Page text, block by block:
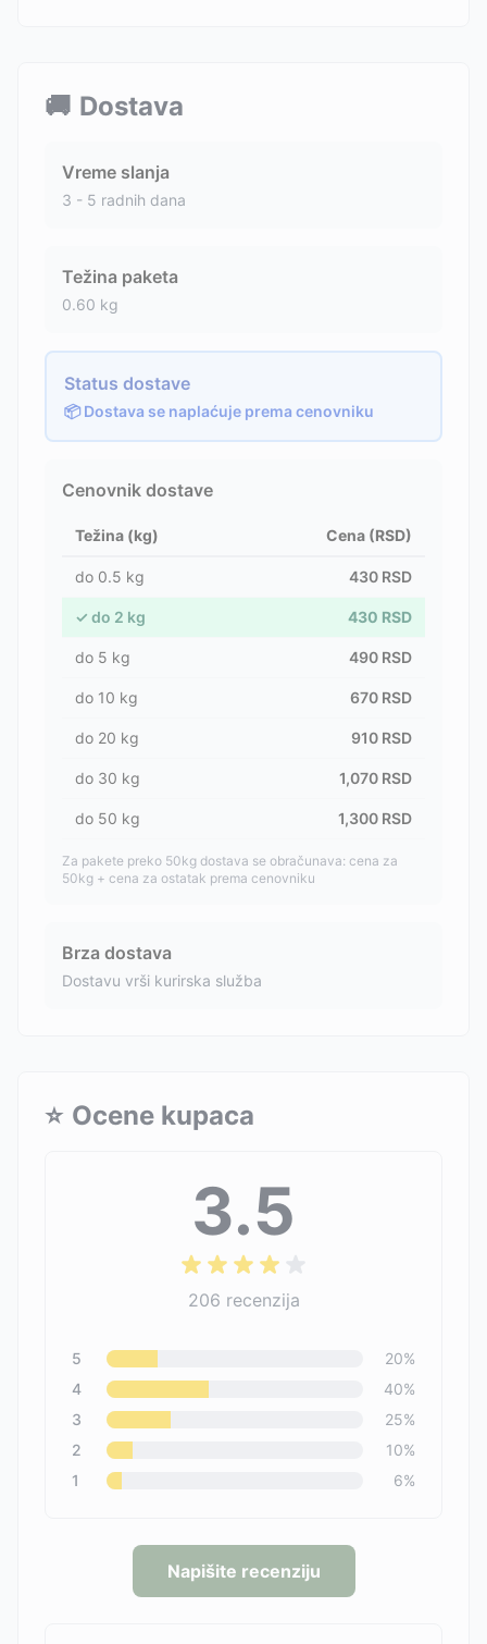
🚚 Dostava
Vreme slanja
3 - 5 radnih dana
Težina paketa
0.60 kg
Status dostave
📦 Dostava se naplaćuje prema cenovniku
Cenovnik dostave
Težina (kg) Cena (RSD)
do 0.5 kg 430 RSD
✓ do 2 kg 430 RSD
do 5 kg 490 RSD
do 10 kg 670 RSD
do 20 kg 910 RSD
do 30 kg 1,070 RSD
do 50 kg 1,300 RSD
Za pakete preko 50kg dostava se obračunava: cena za
50kg + cena za ostatak prema cenovniku
Brza dostava
Dostavu vrši kurirska služba
⭐ Ocene kupaca
3.5
206 recenzija
5 20%
4
40%
3
25%
2
10%
1
6%
Napišite recenziju